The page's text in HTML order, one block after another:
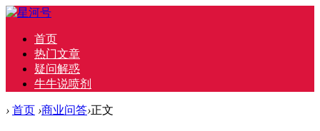
首页
热门文章
疑问解惑
牛牛说喷剂
› 首页 ›商业问答›正文